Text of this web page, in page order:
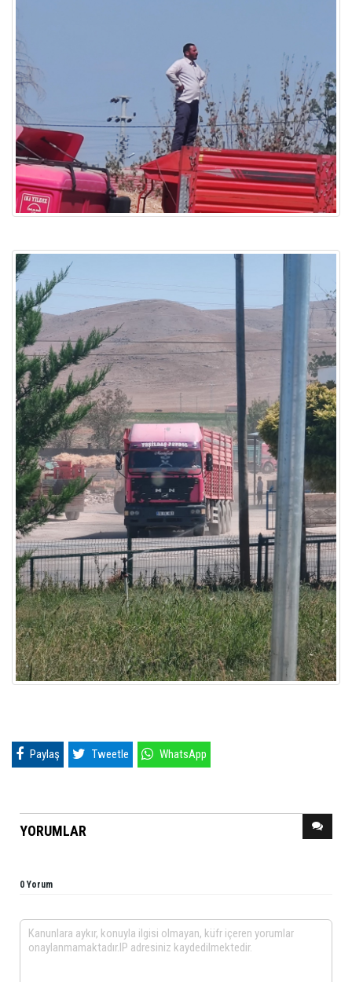
Paylaş Tweetle WhatsApp
YORUMLAR
0 Yorum